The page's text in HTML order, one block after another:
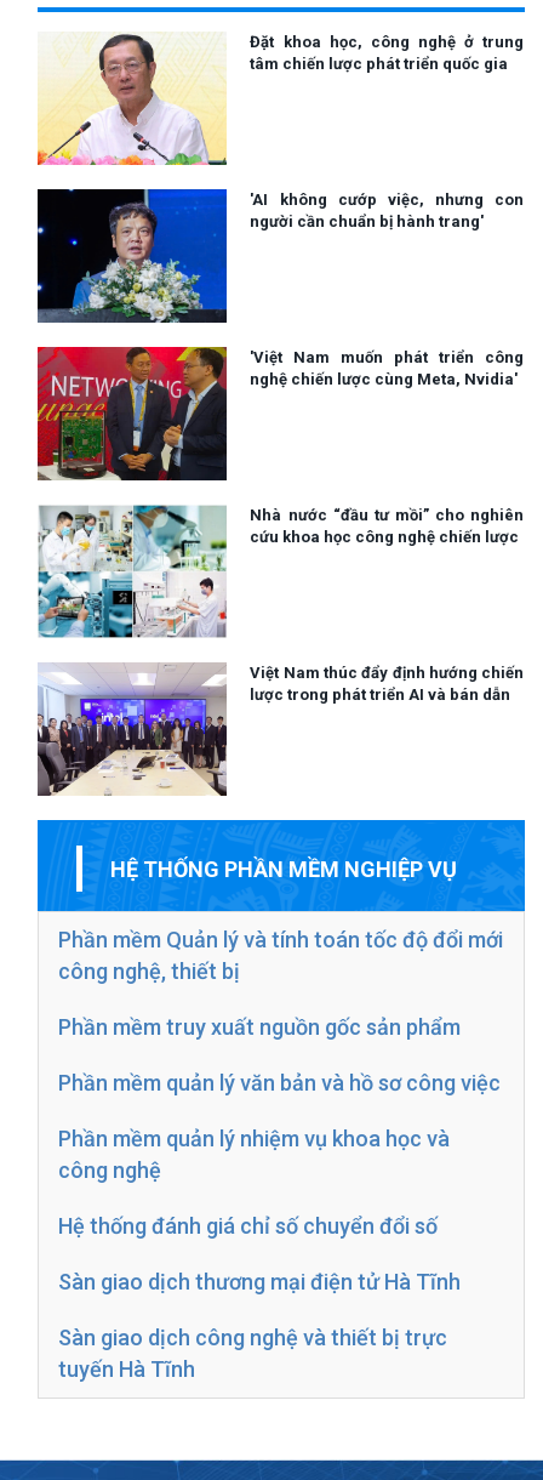
Đặt khoa học, công nghệ ở trung
tâm chiến lược phát triển quốc gia
'AI không cướp việc, nhưng con
người cần chuẩn bị hành trang'
'Việt Nam muốn phát triển công
nghệ chiến lược cùng Meta, Nvidia'
Nhà nước “đầu tư mồi” cho nghiên
cứu khoa học công nghệ chiến lược
Việt Nam thúc đẩy định hướng chiến
lược trong phát triển AI và bán dẫn
HỆ THỐNG PHẦN MỀM NGHIỆP VỤ
Phần mềm Quản lý và tính toán tốc độ đổi mới
công nghệ, thiết bị
Phần mềm truy xuất nguồn gốc sản phẩm
Phần mềm quản lý văn bản và hồ sơ công việc
Phần mềm quản lý nhiệm vụ khoa học và
công nghệ
Hệ thống đánh giá chỉ số chuyển đổi số
Sàn giao dịch thương mại điện tử Hà Tĩnh
Sàn giao dịch công nghệ và thiết bị trực
tuyến Hà Tĩnh